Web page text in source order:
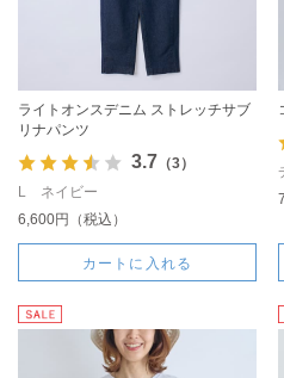
ライトオンスデニム ストレッチサブ
リナパンツ
3.7 （3）
L ネイビー
6,600円（税込）
カートに入れる